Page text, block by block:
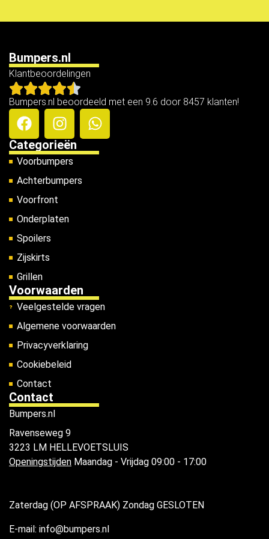
Bumpers.nl
Klantbeoordelingen
Bumpers.nl beoordeeld met een 9.6 door 8457 klanten!
Categorieën
Voorbumpers
Achterbumpers
Voorfront
Onderplaten
Spoilers
Zijskirts
Grillen
Voorwaarden
Veelgestelde vragen
Algemene voorwaarden
Privacyverklaring
Cookiebeleid
Contact
Contact
Bumpers.nl
Ravenseweg 9
3223 LM HELLEVOETSLUIS
Openingstijden Maandag - Vrijdag 09:00 - 17:00
Zaterdag (OP AFSPRAAK) Zondag GESLOTEN
E-mail: info@bumpers.nl